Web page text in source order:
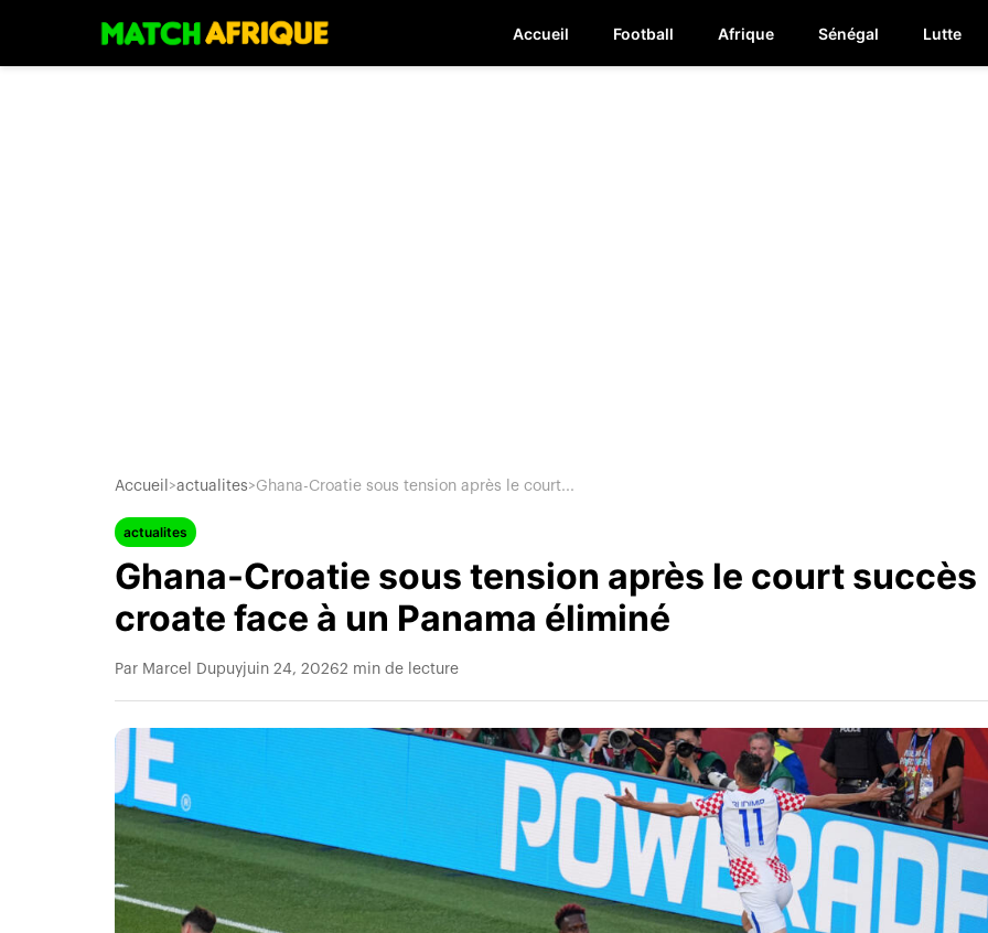
Accueil Football Afrique Sénégal Lutte
Accueil >actualites>Ghana-Croatie sous tension après le court...
actualites
Ghana-Croatie sous tension après le court succès
croate face à un Panama éliminé
Par Marcel Dupuyjuin 24, 20262 min de lecture